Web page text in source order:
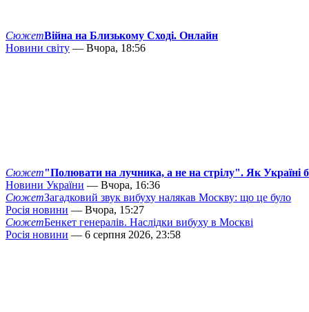
СюжетВійна на Близькому Сході. Онлайн
Новини світу — Вчора, 18:56
Сюжет"Полювати на лучника, а не на стрілу". Як Україні
Новини України — Вчора, 16:36
СюжетЗагадковий звук вибуху налякав Москву: що це було
Росія новини — Вчора, 15:27
СюжетБенкет генералів. Наслідки вибуху в Москві
Росія новини — 6 серпня 2026, 23:58